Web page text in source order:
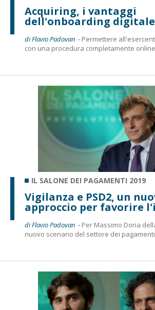
Acquiring, i vantaggi
dell'onboarding digitale
di Flavio Padovan - Permettere
con una procedura completamente online
IL SALONE DEI PAGAMENTI 2019
Vigilanza e PSD2, un
approccio per favorire
di Flavio Padovan - Per Massimo Doria
nuovo scenario del settore dei pagamenti